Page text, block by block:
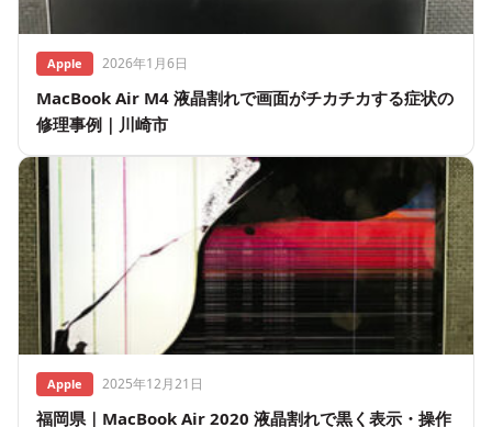
Apple 2026年1月6日
MacBook Air M4 液晶割れで画面がチカチカする症状の
修理事例｜川崎市
Apple 2025年12月21日
福岡県｜MacBook Air 2020 液晶割れで黒く表示・操作